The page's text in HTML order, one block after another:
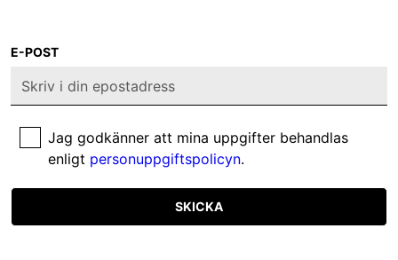
E-POST
Jag godkänner att mina uppgifter behandlas
enligt personuppgiftspolicyn.
SKICKA